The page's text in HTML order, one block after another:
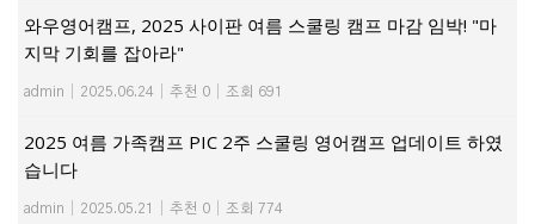
와우영어캠프, 2025 사이판 여름 스쿨링 캠프 마감 임박! "마
지막 기회를 잡아라"
admin 2025.06.24 추천 0 조회 691
2025 여름 가족캠프 PIC 2주 스쿨링 영어캠프 업데이트 하였
습니다
admin 2025.05.21 추천 0 조회 774